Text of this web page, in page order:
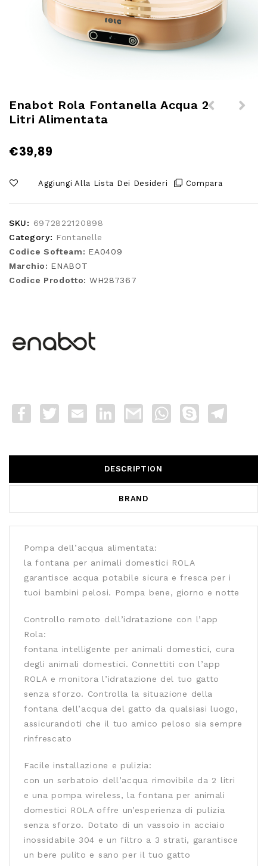
Enabot Rola Fontanella Acqua 2
Litri Alimentata
€39,89
Aggiungi Alla Lista Dei Desideri Compara
SKU: 6972822120898
Category: Fontanelle
Codice Softeam: EA0409
Marchio: ENABOT
Codice Prodotto: WH287367
FacebookTwitter Email LinkedInGmail WhatsApp
Skype
DESCRIPTION
BRAND
Pompa dell’acqua alimentata:
la fontana per animali domestici ROLA
garantisce acqua potabile sicura e fresca per i
tuoi bambini pelosi. Pompa bene, giorno e notte
Controllo remoto dell’idratazione con l’app
Rola:
fontana intelligente per animali domestici, cura
degli animali domestici. Connettiti con l’app
ROLA e monitora l’idratazione del tuo gatto
senza sforzo. Controlla la situazione della
fontana dell’acqua del gatto da qualsiasi luogo,
assicurandoti che il tuo amico peloso sia sempre
rinfrescato
Facile installazione e pulizia:
con un serbatoio dell’acqua rimovibile da 2 litri
e una pompa wireless, la fontana per animali
domestici ROLA offre un’esperienza di pulizia
senza sforzo. Dotato di un vassoio in acciaio
inossidabile 304 e un filtro a 3 strati, garantisce
un bere pulito e sano per il tuo gatto